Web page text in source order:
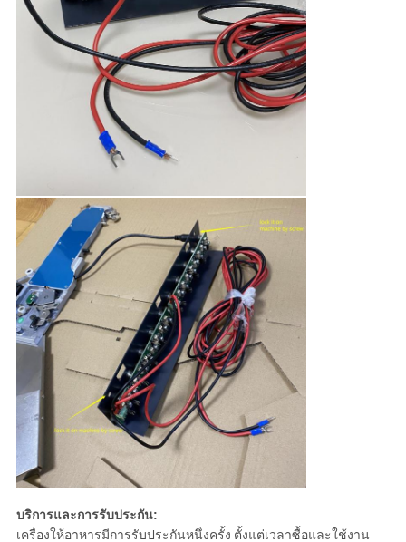
บริการและการรับประกัน:
เครื่องให้อาหารมีการรับประกันหนึ่งครั้ง ตั้งแต่เวลาซื้อและใช้งาน